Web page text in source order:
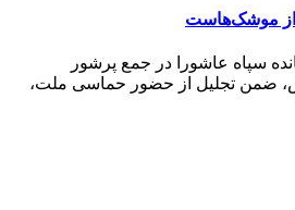
از موشک‌هاست
سپاه عاشورا در جمع پرشور
ضمن تجلیل از حضور حماسی ملت،